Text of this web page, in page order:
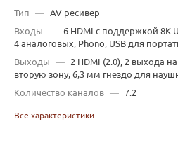
Тип
—
AV ресивер
Входы
— 6 HDMI с поддержкой 8K
4 аналоговых, Phono, USB для
Выходы
—
2 HDMI (2.0), 2 выхода
вторую зону, 6,3 мм гнездо для
Количество каналов — 7.2
Все характеристики